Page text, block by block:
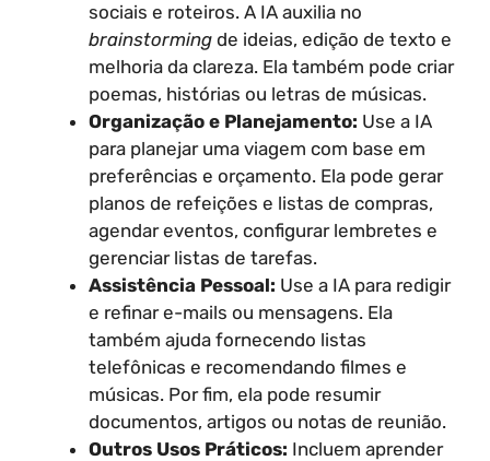
sociais e roteiros. A IA auxilia no
brainstorming de ideias, edição de texto e
melhoria da clareza. Ela também pode criar
poemas, histórias ou letras de músicas.
Organização e Planejamento: Use a IA
para planejar uma viagem com base em
preferências e orçamento. Ela pode gerar
planos de refeições e listas de compras,
agendar eventos, configurar lembretes e
gerenciar listas de tarefas.
Assistência Pessoal: Use a IA para redigir
e refinar e-mails ou mensagens. Ela
também ajuda fornecendo listas
telefônicas e recomendando filmes e
músicas. Por fim, ela pode resumir
documentos, artigos ou notas de reunião.
Outros Usos Práticos: Incluem aprender